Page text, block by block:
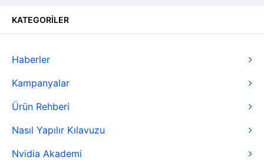
KATEGORİLER
Haberler
Kampanyalar
Ürün Rehberi
Nasıl Yapılır Kılavuzu
Nvidia Akademi